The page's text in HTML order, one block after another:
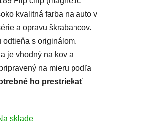
kvalitná farba na auto v
a opravu škrabancov.
odtieňa s originálom.
je vhodný na kov a
na mieru podľa
ho prestriekať
sklade